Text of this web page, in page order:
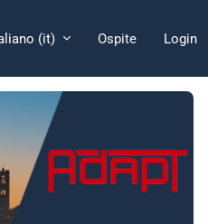
‎(it)‎ Ospite Login